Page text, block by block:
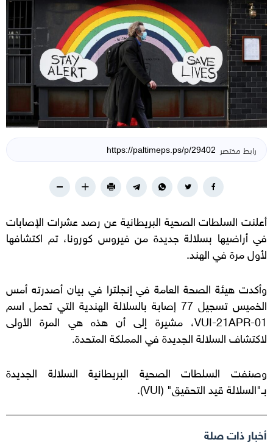
رابط مختصر
أعلنت السلطات الصحية البريطانية عن رصد عشرات الإصابات
في أراضيها بسلالة جديدة من فيروس كورونا، تم اكتشافها
لأول مرة في الهند.
وأكدت هيئة الصحة العامة في إنجلترا في بيان أصدرته أمس
الخميس تسجيل 77 إصابة بالسلالة الهندية التي تحمل اسم
VUI-21APR-01، مشيرة إلى أن هذه هي المرة الأولى
لاكتشاف السلالة الجديدة في المملكة المتحدة.
وصنفت السلطات الصحية البريطانية السلالة الجديدة
بـ"السلالة قيد التحقيق" (VUI
).
أخبار ذات صلة